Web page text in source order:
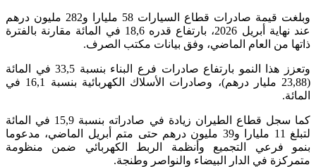
وبلغت قيمة صادرات قطاع السيارات 58 مليارا و282 مليون درهم
عند نهاية أبريل 2026، بارتفاع قدره 18,6 في المائة مقارنة بالفترة
ذاتها من العام الماضي، وفق بيانات مكتب الصرف.
وتعزز هذا النمو بارتفاع صادرات فرع البناء بنسبة 33,5 في المائة
(23,88 مليار درهم)، وصادرات الأسلاك الكهربائية بنسبة 16,1 في
المائة.
كما سجل قطاع الطيران زيادة في صادراته بنسبة 15,9 في المائة
لتبلغ 11 مليارا و39 مليون درهم حتى متم أبريل الماضي، مدعوما
بنمو فرعي التجميع وأنظمة الربط الكهربائي ضمن منظومة
متمركزة في الدار البيضاء والنواصر وطنجة.